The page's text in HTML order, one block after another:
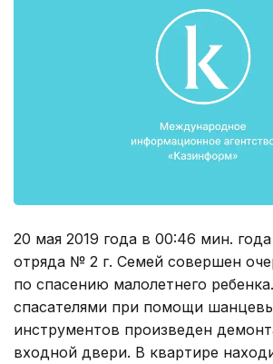
20 мая 2019 года в 00:46 мин.
отряда № 2 г. Семей совершен
по спасению малолетнего
спасателями при помощи
инструментов произведен
входной двери. В квартире